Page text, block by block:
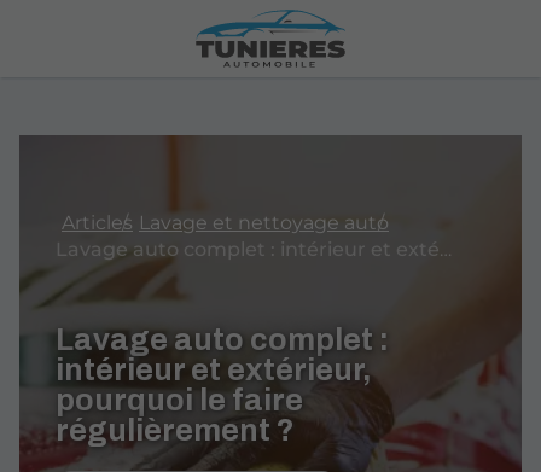
Articles Lavage et nettoyage auto
Lavage auto complet : intérieur et extérieur, pourquoi le faire régulièrement ?
Lavage auto complet :
intérieur et extérieur,
pourquoi le faire
régulièrement ?